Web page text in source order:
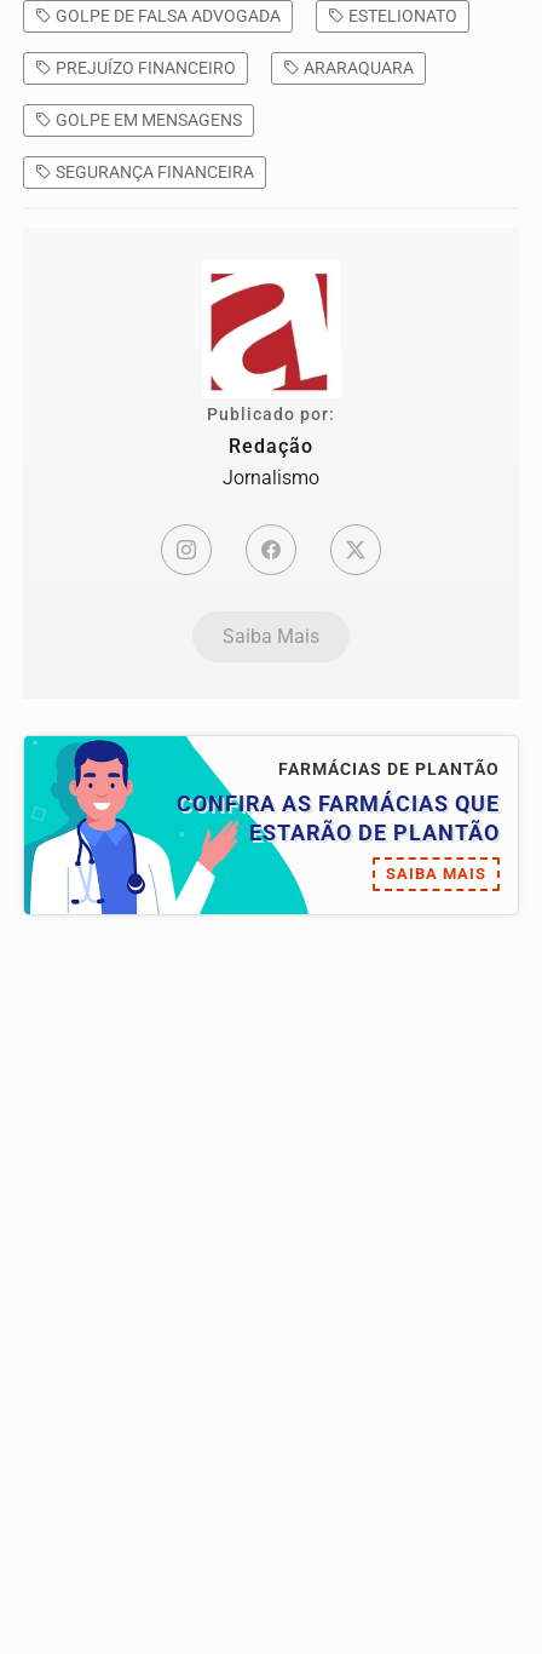
GOLPE DE FALSA ADVOGADA ESTELIONATO
PREJUÍZO FINANCEIRO ARARAQUARA
GOLPE EM MENSAGENS
SEGURANÇA FINANCEIRA
Publicado por:
Redação
Jornalismo
Saiba Mais
FARMÁCIAS DE PLANTÃO
CONFIRA AS FARMÁCIAS QUE
ESTARÃO DE PLANTÃO
SAIBA MAIS